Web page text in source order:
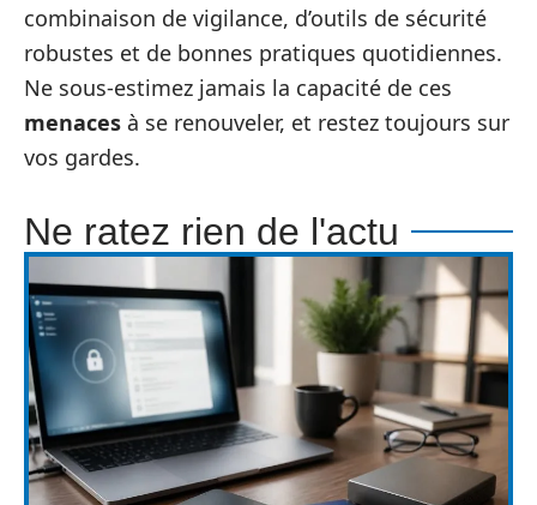
combinaison de vigilance, d’outils de sécurité
robustes et de bonnes pratiques quotidiennes.
Ne sous-estimez jamais la capacité de ces
menaces à se renouveler, et restez toujours sur
vos gardes.
Ne ratez rien de l'actu